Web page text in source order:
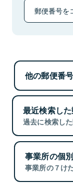
郵便番号を
他の郵便番
最近検索し
過去に検索し
事業所の個
事業所の７け